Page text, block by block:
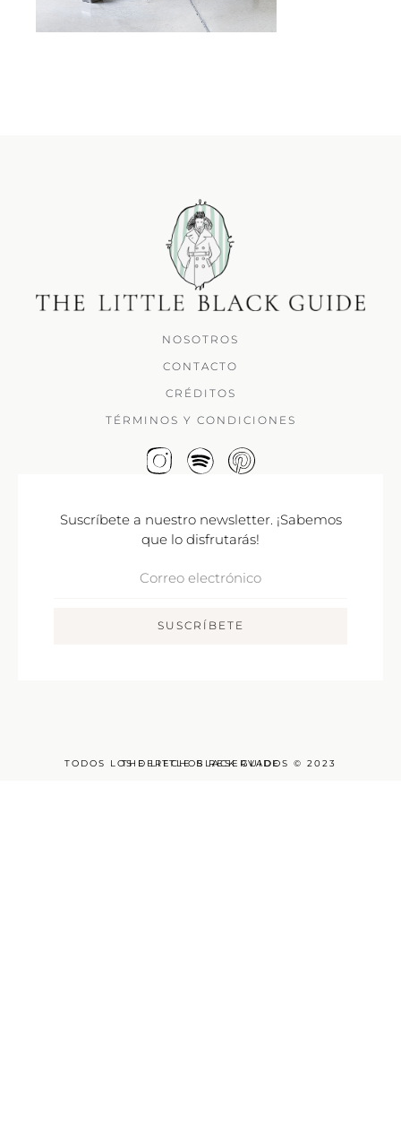
NOSOTROS
CONTACTO
CRÉDITOS
TÉRMINOS Y CONDICIONES
Suscríbete a nuestro newsletter. ¡Sabemos
que lo disfrutarás!
SUSCRÍBETE
TODOS LOS DERECHOS RESERVADOS © 2023
THE LITTLE BLACK GUIDE